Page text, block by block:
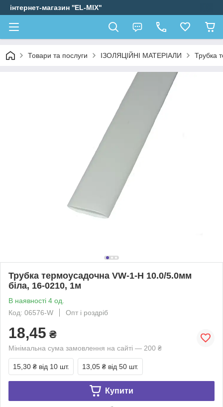
інтернет-магазин ''EL-MIX"
Товари та послуги ІЗОЛЯЦІЙНІ МАТЕРІАЛИ Трубка
Трубка термоусадочна VW-1-H 10.0/5.0мм
біла, 16-0210, 1м
В наявності 4 од.
Код: 06576-W
Опт і роздріб
18,45 ₴
Мінімальна сума замовлення на сайті — 200 ₴
15,30 ₴ від 10 шт. 13,05 ₴ від 50 шт.
Купити